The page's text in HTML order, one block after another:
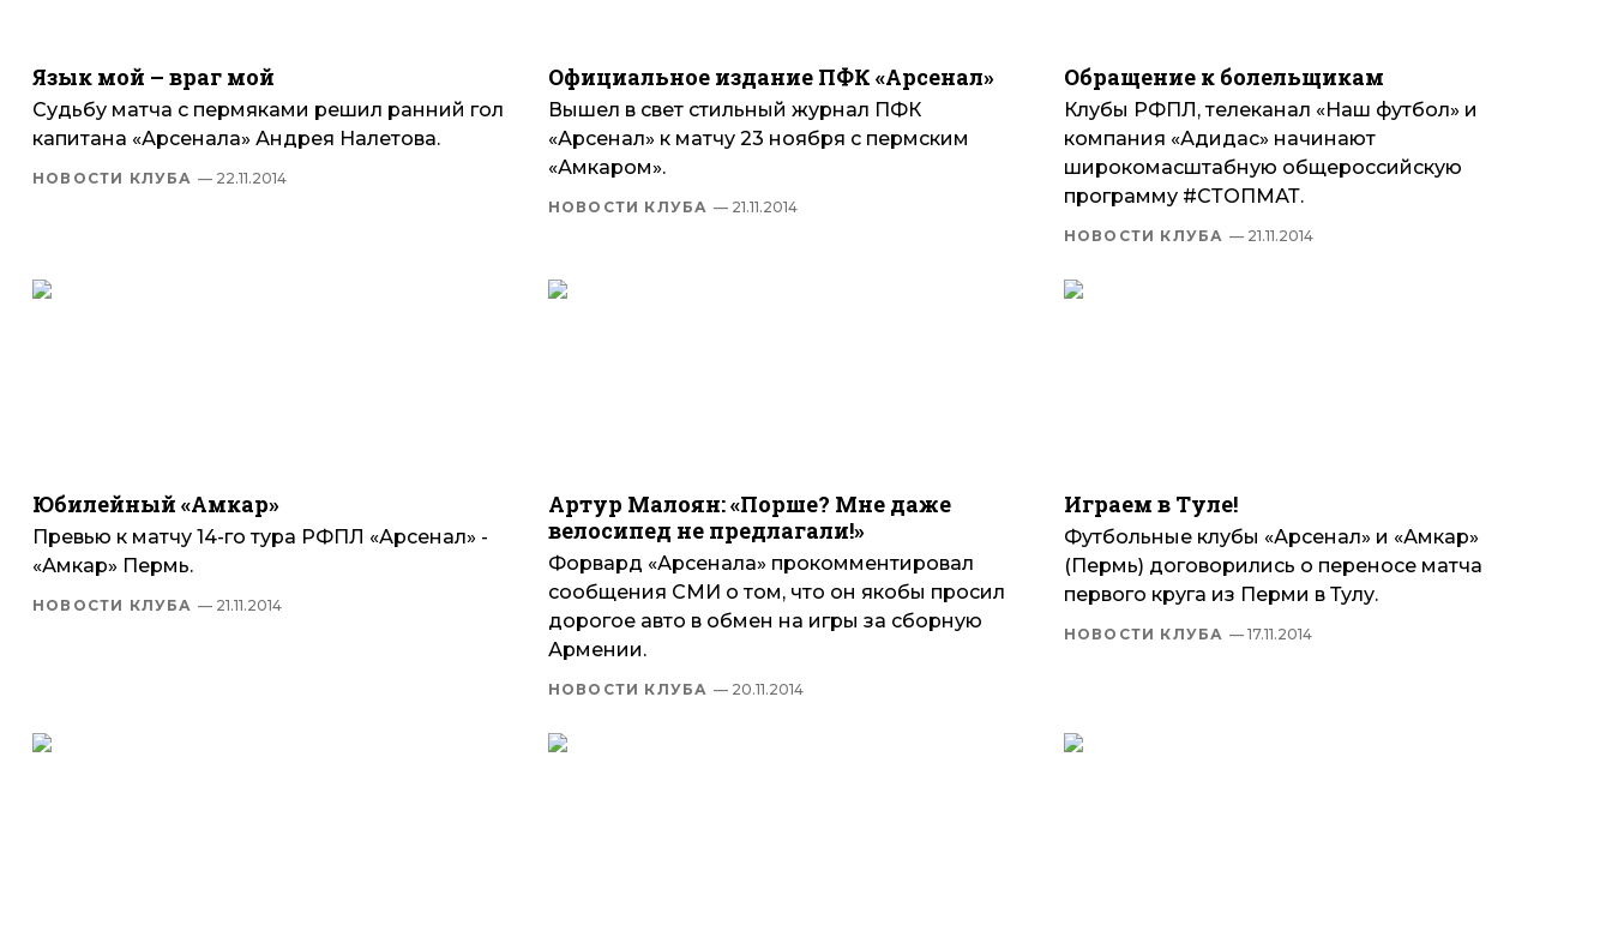
Язык мой – враг мой
Судьбу матча с пермяками решил ранний гол
капитана «Арсенала» Андрея Налетова.
НОВОСТИ КЛУБА — 22.11.2014
Официальное издание ПФК «Арсенал»
Вышел в свет стильный журнал ПФК
«Арсенал» к матчу 23 ноября с пермским
«Амкаром».
НОВОСТИ КЛУБА — 21.11.2014
Обращение к болельщикам
Клубы РФПЛ, телеканал «Наш футбол» и
компания «Адидас» начинают
широкомасштабную общероссийскую
программу #СТОПМАТ.
НОВОСТИ КЛУБА — 21.11.2014
Юбилейный «Амкар»
Превью к матчу 14-го тура РФПЛ «Арсенал» -
«Амкар» Пермь.
НОВОСТИ КЛУБА — 21.11.2014
Артур Малоян: «Порше? Мне даже
велосипед не предлагали!»
Форвард «Арсенала» прокомментировал
сообщения СМИ о том, что он якобы просил
дорогое авто в обмен на игры за сборную
Армении.
НОВОСТИ КЛУБА — 20.11.2014
Играем в Туле!
Футбольные клубы «Арсенал» и «Амкар»
(Пермь) договорились о переносе матча
первого круга из Перми в Тулу.
НОВОСТИ КЛУБА — 17.11.2014